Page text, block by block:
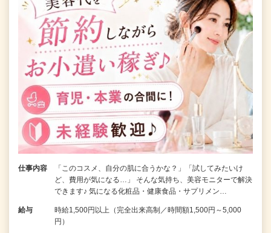
仕事内容
「このコスメ、自分の肌に合うかな？」「試してみたいけ
ど、費用が気になる…」 そんな気持ち、美容モニターで解決
できます♪ 気になる化粧品・健康食品・サプリメン…
給与
時給1,500円以上（完全出来高制／時間額1,500円～5,000
円）